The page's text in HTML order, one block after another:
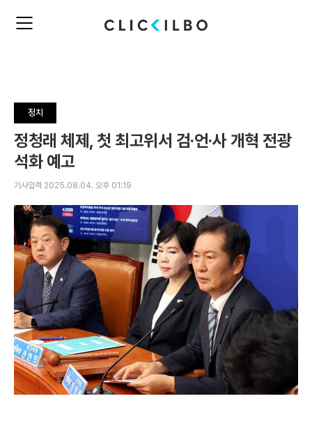
주
뉴
펼
치
기
정치
정청래 체제, 첫 최고위서 검·언·사 개혁 전광
석화 예고
기사입력 2025.08.04. 오후 01:19